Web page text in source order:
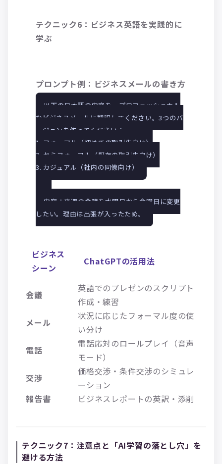
テクニック6：ビジネス英語を実践的に
学ぶ
プロンプト例：ビジネスメールの書き方
以下の日本語の内容を、プロフェッショナル
なビジネスメールに翻訳してください。3つのバ
ージョンを作ってください：
1. フォーマル（初めての取引先向け）
2. セミフォーマル（既存の取引先向け）
3. カジュアル（社内の同僚向け）
内容：来週の会議を水曜日から金曜日に変更
したい。理由は出張が入ったため。
ビジネス
シーン
ChatGPTの活用法
会議
英語でのプレゼンのスクリプト
作成・練習
メール
状況に応じたフォーマル度の使
い分け
電話
電話応対のロールプレイ（音声
モード）
交渉
価格交渉・条件交渉のシミュレ
ーション
報告書
ビジネスレポートの英訳・添削
テクニック7：注意点と「AI学習の落とし穴」を
避ける方法